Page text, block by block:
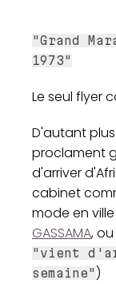
"Grand
1973"
Le seul flyer
D'autant
proclament
d'arriver
cabinet
mode en
GASSAMA,
"vient
semaine" )